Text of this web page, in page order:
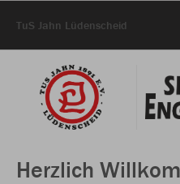
TuS Jahn Lüdenscheid
Herzlich